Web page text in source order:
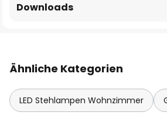
Downloads
Ähnliche Kategorien
LED Stehlampen Wohnzimmer